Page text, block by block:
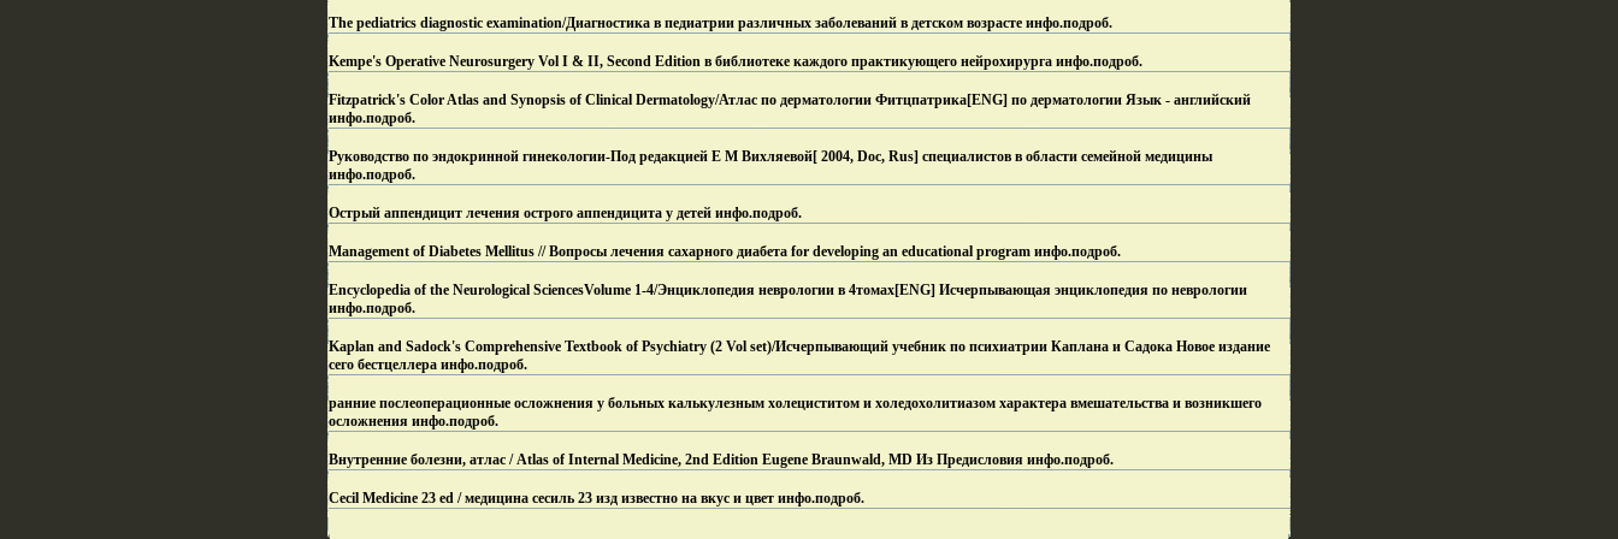
The pediatrics diagnostic examination/Диагностика в педиатрии различных заболеваний в детском возрасте инфо.подроб.
Kempe's Operative Neurosurgery Vol I & II, Second Edition в библиотеке каждого практикующего нейрохирурга инфо.подроб.
Fitzpatrick's Color Atlas and Synopsis of Clinical Dermatology/Атлас по дерматологии Фитцпатрика[ENG] по дерматологии Язык - английский
инфо.подроб.
Руководство по эндокринной гинекологии-Под редакцией E M Вихляевой[ 2004, Doc, Rus] специалистов в области семейной медицины
инфо.подроб.
Острый аппендицит лечения острого аппендицита у детей инфо.подроб.
Management of Diabetes Mellitus // Вопросы лечения сахарного диабета for developing an educational program инфо.подроб.
Encyclopedia of the Neurological SciencesVolume 1-4/Энциклопедия неврологии в 4томах[ENG] Исчерпывающая энциклопедия по неврологии
инфо.подроб.
Kaplan and Sadock's Comprehensive Textbook of Psychiatry (2 Vol set)/Исчерпывающий учебник по психиатрии Каплана и Садока Новое издание
сего бестцеллера инфо.подроб.
ранние послеоперационные осложнения у больных калькулезным холециститом и холедохолитиазом характера вмешательства и возникшего
осложнения инфо.подроб.
Внутренние болезни, атлас / Atlas of Internal Medicine, 2nd Edition Eugene Braunwald, MD Из Предисловия инфо.подроб.
Cecil Medicine 23 ed / медицина сесиль 23 изд известно на вкус и цвет инфо.подроб.